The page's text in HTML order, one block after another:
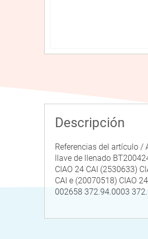
Descripción
Referencias del artículo /
llave de llenado
CIAO 24 CAI (2530633)
CAI e (20070518) CIAO
002658 372.94.0003